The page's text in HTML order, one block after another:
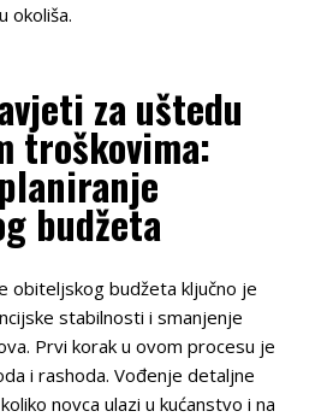
okoliša.
za uštedu
troškovima:
budžeta
obiteljskog budžeta ključno je
stabilnosti i smanjenje
Prvi korak u ovom procesu je
i rashoda. Vođenje detaljne
novca ulazi u kućanstvo i na